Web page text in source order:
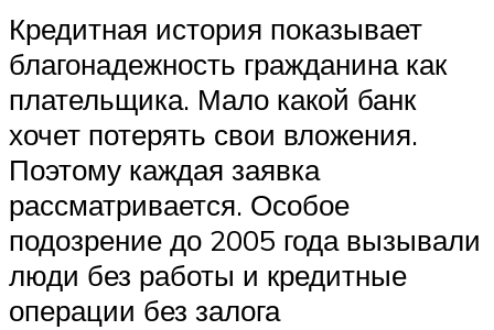
Кредитная история показывает
благонадежность гражданина как
плательщика. Мало какой банк
хочет потерять свои вложения.
Поэтому каждая заявка
рассматривается. Особое
подозрение до 2005 года вызывали
люди без работы и кредитные
операции без залога